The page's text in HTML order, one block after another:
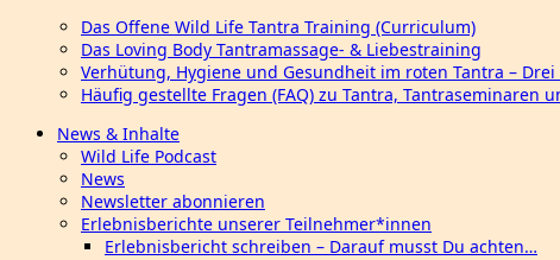
Das Offene Wild Life Tantra Training (Curriculum)
Das Loving Body Tantramassage- & Liebestraining
Verhütung, Hygiene und Gesundheit im roten Tantra –
Häufig gestellte Fragen (FAQ) zu Tantra, Tantraseminaren
News & Inhalte
Wild Life Podcast
News
Newsletter abonnieren
Erlebnisberichte unserer Teilnehmer*innen
Erlebnisbericht schreiben – Darauf musst Du achten…